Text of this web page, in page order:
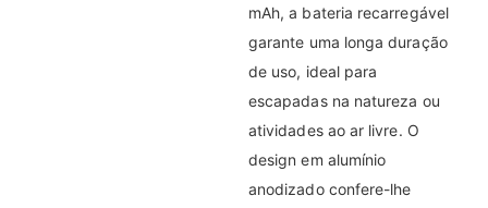
mAh, a bateria recarregável
garante uma longa duração
de uso, ideal para
escapadas na natureza ou
atividades ao ar livre. O
design em alumínio
anodizado confere-lhe